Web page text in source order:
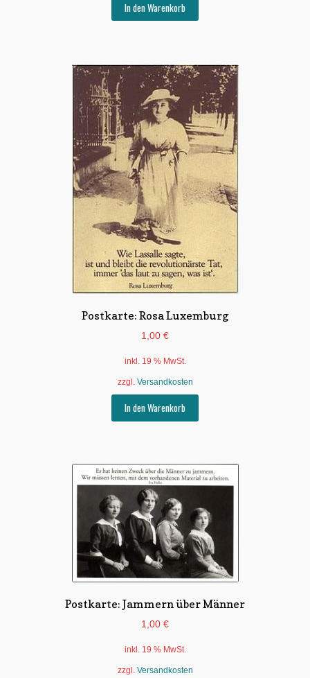
In den Warenkorb
Postkarte: Rosa Luxemburg
1,00 €
inkl. 19 % MwSt.
zzgl. Versandkosten
In den Warenkorb
Postkarte: Jammern über Männer
1,00 €
inkl. 19 % MwSt.
zzgl. Versandkosten